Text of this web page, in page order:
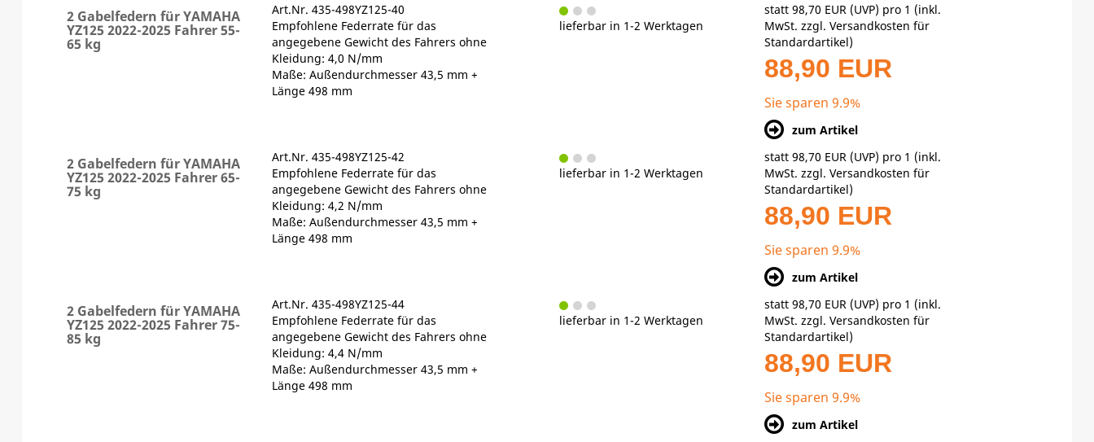
2 Gabelfedern für YAMAHA
YZ125 2022-2025 Fahrer 55-
65 kg
Art.Nr. 435-498YZ125-40
Empfohlene Federrate für das
angegebene Gewicht des Fahrers ohne
Kleidung: 4,0 N/mm
Maße: Außendurchmesser 43,5 mm +
Länge 498 mm
lieferbar in 1-2 Werktagen
statt98,70 EUR (UVP) pro 1 (inkl.
MwSt. zzgl.Versandkosten für
Standardartikel)
88,90 EUR
Sie sparen 9.9%
zum Artikel
2 Gabelfedern für YAMAHA
YZ125 2022-2025 Fahrer 65-
75 kg
Art.Nr. 435-498YZ125-42
Empfohlene Federrate für das
angegebene Gewicht des Fahrers ohne
Kleidung: 4,2 N/mm
Maße: Außendurchmesser 43,5 mm +
Länge 498 mm
lieferbar in 1-2 Werktagen
statt98,70 EUR (UVP) pro 1 (inkl.
MwSt. zzgl.Versandkosten für
Standardartikel)
88,90 EUR
Sie sparen 9.9%
zum Artikel
2 Gabelfedern für YAMAHA
YZ125 2022-2025 Fahrer 75-
85 kg
Art.Nr. 435-498YZ125-44
Empfohlene Federrate für das
angegebene Gewicht des Fahrers ohne
Kleidung: 4,4 N/mm
Maße: Außendurchmesser 43,5 mm +
Länge 498 mm
lieferbar in 1-2 Werktagen
statt98,70 EUR (UVP) pro 1 (inkl.
MwSt. zzgl.Versandkosten für
Standardartikel)
88,90 EUR
Sie sparen 9.9%
zum Artikel